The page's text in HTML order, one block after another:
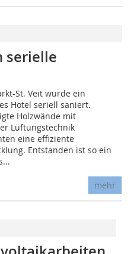
serielle
St. Veit wurde ein
Hotel seriell saniert.
Holzwände mit
Lüftungstechnik
eine effiziente
Entstanden ist so ein
mehr